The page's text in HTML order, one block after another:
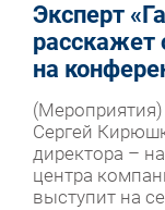
Эксперт
расскажет
на
(Мероприятия)
Сергей
директора –
центра
выступит на